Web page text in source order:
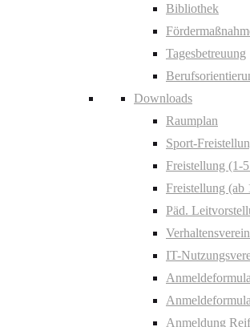
Bibliothek
Tagesbetreuung
Downloads
Raumplan
Sport-
Freistellung (1-
Freistellung (ab
Päd.
IT-
Anmeldung